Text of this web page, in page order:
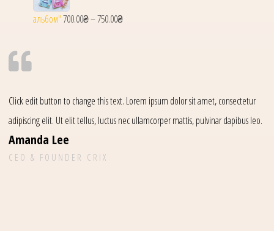
альбом"700.00₴–750.00₴
Click edit button to change this text. Lorem ipsum dolor sit amet, consectetur
adipiscing elit. Ut elit tellus, luctus nec ullamcorper mattis, pulvinar dapibus leo.
Amanda Lee
CEO & FOUNDER CRIX